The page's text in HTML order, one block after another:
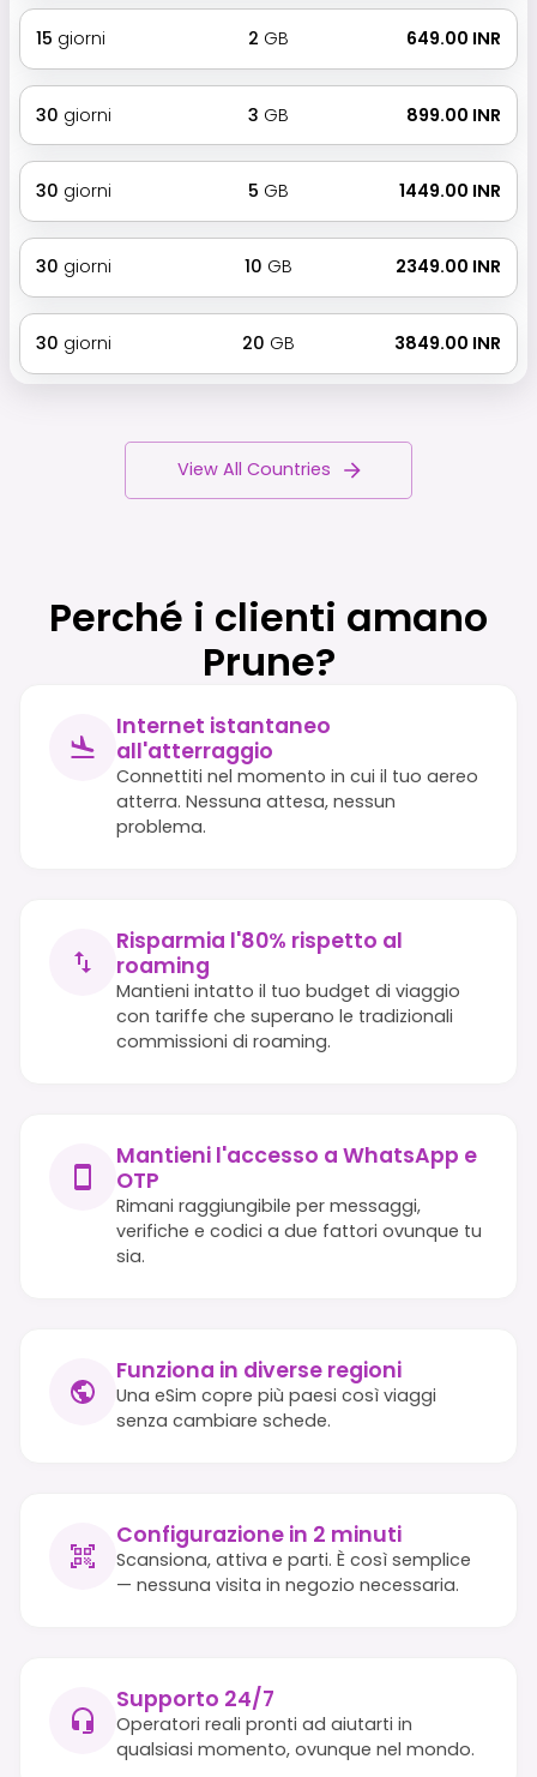
15 giorni 2 GB ₹ 649.00 INR
30 giorni 3 GB ₹ 899.00 INR
30 giorni 5 GB ₹ 1449.00 INR
30 giorni 10 GB ₹ 2349.00 INR
30 giorni 20 GB ₹ 3849.00 INR
View All Countries
Perché i clienti amano
Prune?
Internet istantaneo
all'atterraggio
Connettiti nel momento in cui il tuo aereo
atterra. Nessuna attesa, nessun
problema.
Risparmia l'80% rispetto al
roaming
Mantieni intatto il tuo budget di viaggio
con tariffe che superano le tradizionali
commissioni di roaming.
Mantieni l'accesso a WhatsApp e
OTP
Rimani raggiungibile per messaggi,
verifiche e codici a due fattori ovunque tu
sia.
Funziona in diverse regioni
Una eSim copre più paesi così viaggi
senza cambiare schede.
Configurazione in 2 minuti
Scansiona, attiva e parti. È così semplice
— nessuna visita in negozio necessaria.
Supporto 24/7
Operatori reali pronti ad aiutarti in
qualsiasi momento, ovunque nel mondo.